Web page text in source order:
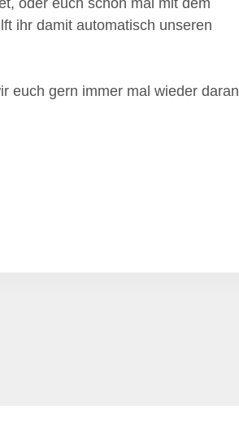
ihr damit automatisch unseren
euch gern immer mal wieder